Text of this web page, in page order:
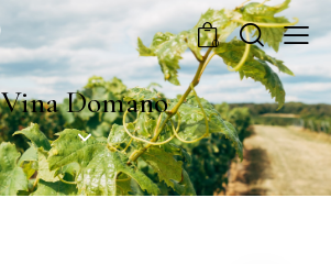
0
Vina Domano